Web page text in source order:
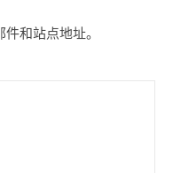
和站点地址。